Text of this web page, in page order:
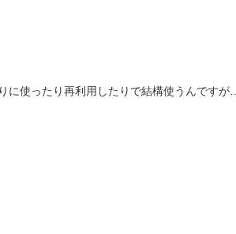
に使ったり再利用したりで結構使うんですが…